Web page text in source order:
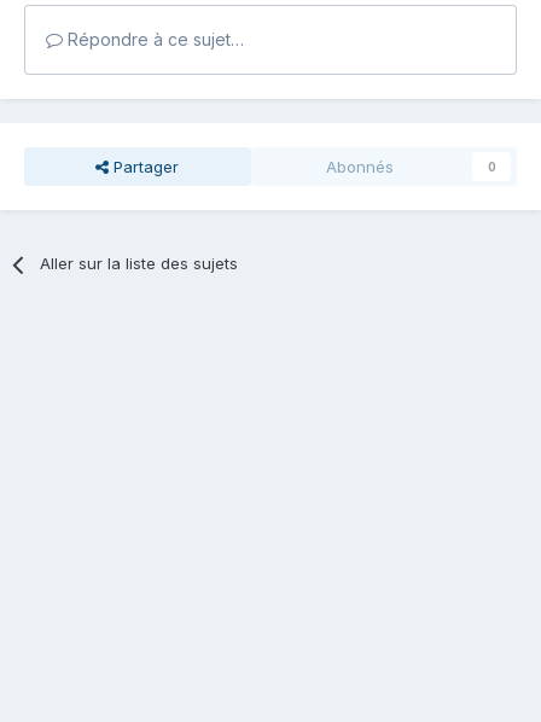
Répondre à ce sujet…
Partager Abonnés 0
Aller sur la liste des sujets